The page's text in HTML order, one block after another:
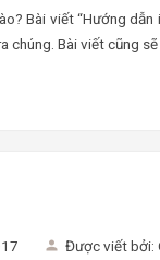
Bài viết “Hướng
chúng. Bài viết cũng
Được viết bởi: